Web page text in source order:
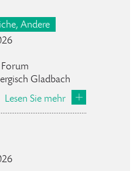
, Andere
Gladbach
Lesen Sie mehr